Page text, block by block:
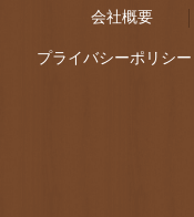
会社概要
プライバシーポリシー